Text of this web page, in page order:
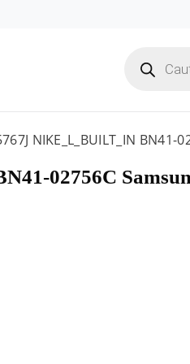
search
NIKE_L_BUILT_IN
02756C